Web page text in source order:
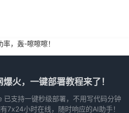
率，轰-嚓嚓嚓！
火，一键部署教程来了！
支持一键秒级部署，不用写代码分钟
7x24小时在线，随时响应的AI助手！